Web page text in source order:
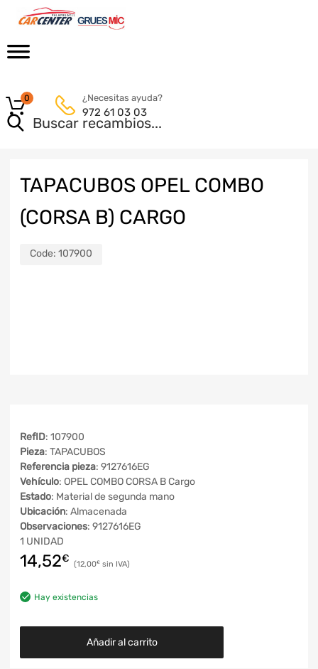
¿Necesitas ayuda?
972 61 03 03
0
TAPACUBOS OPEL COMBO
(CORSA B) CARGO
Code: 107900
RefID: 107900
Pieza: TAPACUBOS
Referencia pieza: 9127616EG
Vehículo: OPEL COMBO CORSA B Cargo
Estado: Material de segunda mano
Ubicación: Almacenada
Observaciones: 9127616EG
1 UNIDAD
14,52€ 12,00€
Hay existencias
Añadir al carrito